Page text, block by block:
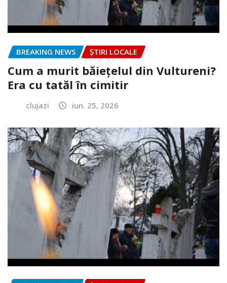
BREAKING NEWS ȘTIRI LOCALE
Cum a murit băiețelul din Vultureni?
Era cu tatăl în cimitir
clujazi iun. 25, 2026